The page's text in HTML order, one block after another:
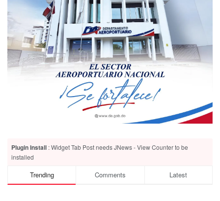
Plugin Install : Widget Tab Post needs JNews - View Counter to be
installed
Trending Comments Latest